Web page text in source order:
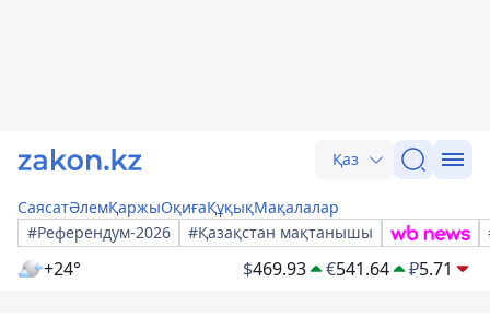
Қаз
СаясатӘлемҚаржыОқиғаҚұқықМақалалар
#Референдум-2026
#Қазақстан мақтанышы
+24° $469.93 €541.64 ₽5.71